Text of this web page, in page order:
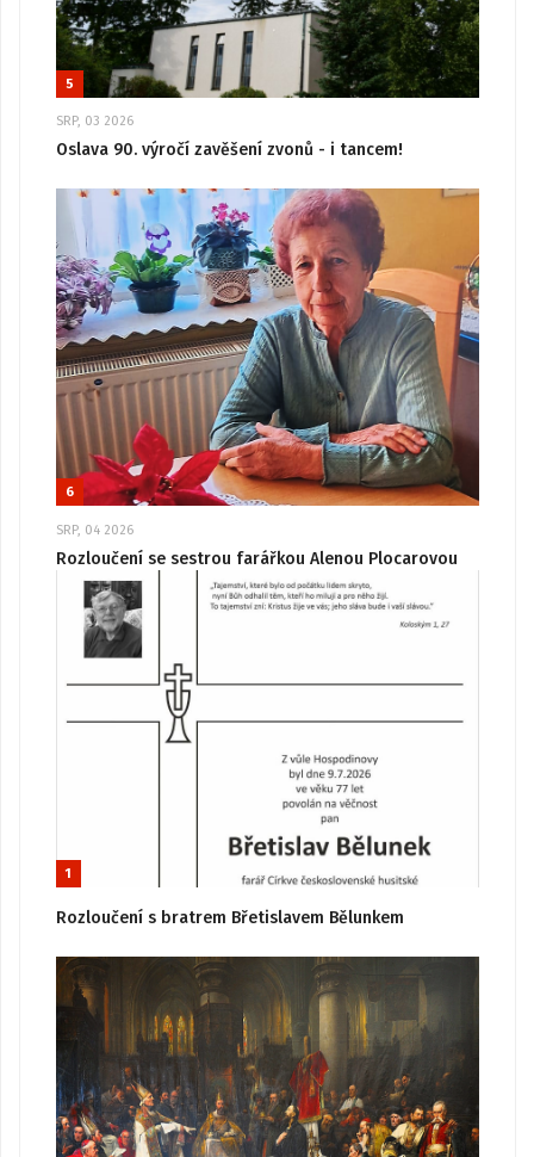
5
SRP, 03 2026
Oslava 90. výročí zavěšení zvonů - i tancem!
6
SRP, 04 2026
Rozloučení se sestrou farářkou Alenou Plocarovou
1
Rozloučení s bratrem Břetislavem Bělunkem